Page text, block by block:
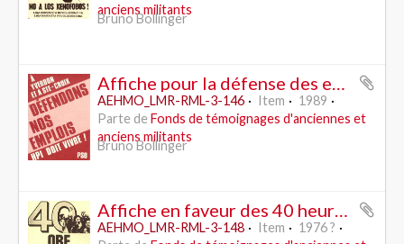
anciens militants
Bruno Bollinger
Affiche pour la défense des emplois Hermes Precisa, Yverdon et Sainte-Croix(VD) - PSO
AEHMO_LMR-RML-3-146 Item
1989
Parte deFonds de témoignages d'anciennes et
anciens militants
Bruno Bollinger
Affiche en faveur des 40 heures - LMR (italien)
AEHMO_LMR-RML-3-148 Item
1976 ?